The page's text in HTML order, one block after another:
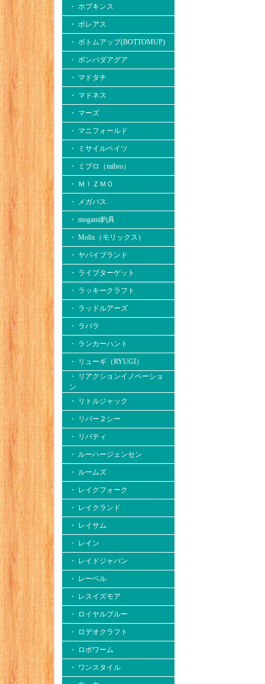
・ ホプキンス
・ ボレアス
・ ボトムアップ(BOTTOMUP)
・ ボンバダアグア
・ マドタチ
・ マドネス
・ マーズ
・ マニフォールド
・ ミサイルベイツ
・ ミブロ（mibro）
・ ＭＩＺＭＯ
・ メガバス
・ mogami釣具
・ Molix（モリックス）
・ ヤバイブランド
・ ライブターゲット
・ ラッキークラフト
・ ラッドルアーズ
・ ラパラ
・ ランカーハント
・ リューギ（RYUGI）
・ リアクションイノベーショ
ン
・ リトルジャック
・ リバー２シー
・ リバティ
・ ルーハージェンセン
・ ルームズ
・ レイクフォーク
・ レイクランド
・ レイサム
・ レイン
・ レイドジャパン
・ レーベル
・ レスイズモア
・ ロイヤルブルー
・ ロデオクラフト
・ ロボワーム
・ ワンスタイル